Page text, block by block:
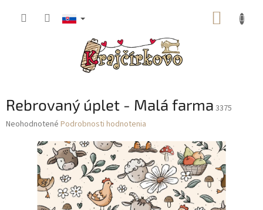
Rebrovaný úplet - Malá farma 3375
Priemerné
produktu
hviezdičiek.
Neohodnotené Podrobnosti hodnotenia